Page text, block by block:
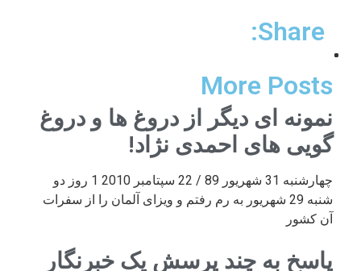
Share:
More Posts
نمونه ای دیگر از دروغ ها و دروغ
گویی های احمدی نژاد!
چهارشنبه 31 شهریور 89 / 22 سپتامبر 2010 1 روز دو
شنبه 29 شهریور به رم رفتم و ویزای آلمان را از سفرات
آن کشور
پاسخ به چند پرسش یک خبرنگار